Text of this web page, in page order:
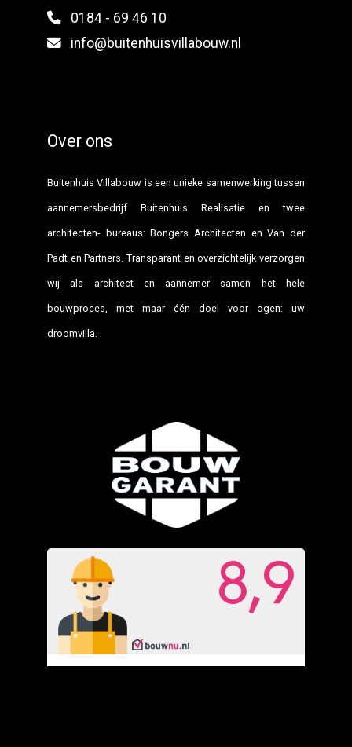
0184 - 69 46 10
info@buitenhuisvillabouw.nl
Over ons
Buitenhuis Villabouw is een unieke samenwerking tussen
aannemersbedrijf Buitenhuis Realisatie en twee
architecten- bureaus: Bongers Architecten en Van der
Padt en Partners. Transparant en overzichtelijk verzorgen
wij als architect en aannemer samen het hele
bouwproces, met maar één doel voor ogen: uw
droomvilla.